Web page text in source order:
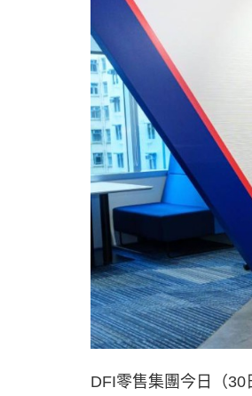
DFI零售集團今日（